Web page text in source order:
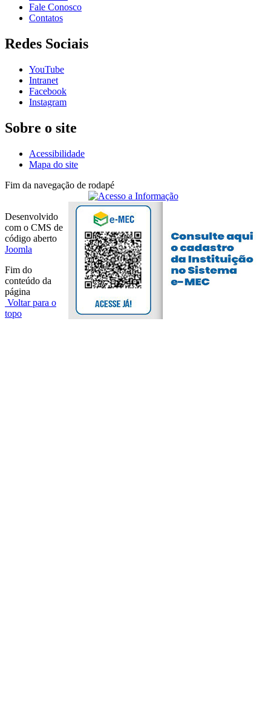
Fale Conosco
Contatos
Redes Sociais
YouTube
Intranet
Facebook
Instagram
Sobre o site
Acessibilidade
Mapa do site
Fim da navegação de rodapé
Desenvolvido
com o CMS de
código aberto
Joomla
Fim do
conteúdo da
página
Voltar para o
topo